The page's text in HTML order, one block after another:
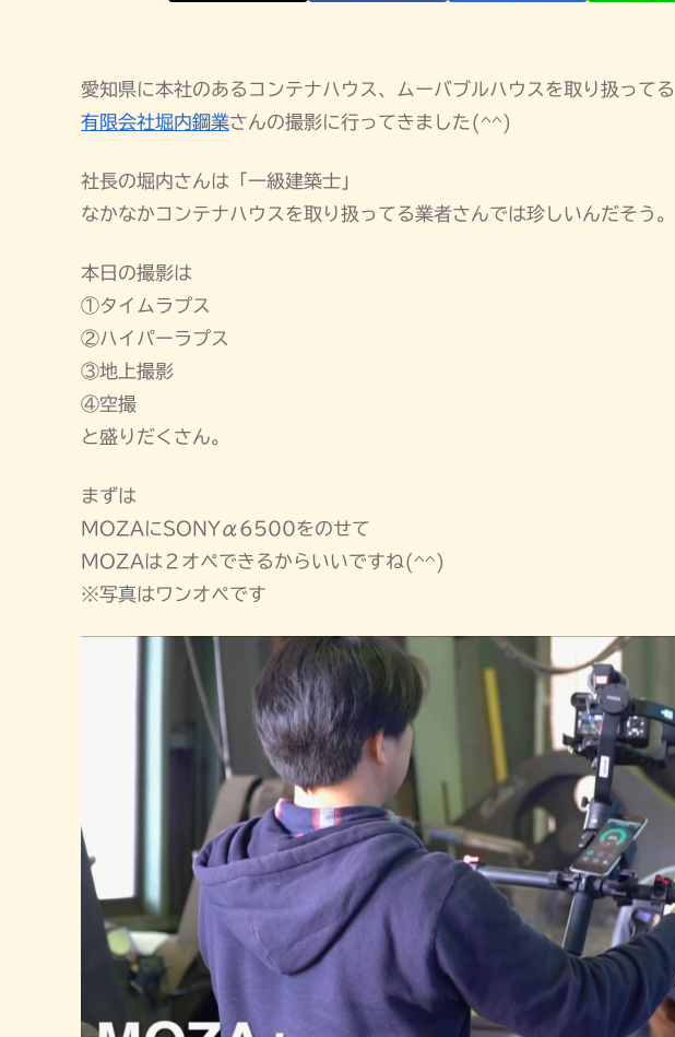
愛知県に本社のあるコンテナハウス、ムーバブルハウスを取り扱ってる
有限会社堀内鋼業さんの撮影に行ってきました(^^)
社長の堀内さんは「一級建築士」
なかなかコンテナハウスを取り扱ってる業者さんでは珍しいんだそう。
本日の撮影は
①タイムラプス
②ハイパーラプス
③地上撮影
④空撮
と盛りだくさん。
まずは
MOZAにSONYα6500をのせて
MOZAは２オペできるからいいですね(^^)
※写真はワンオペです